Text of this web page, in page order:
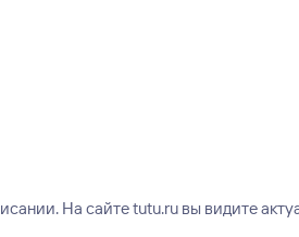
На сайте tutu.ru вы видите